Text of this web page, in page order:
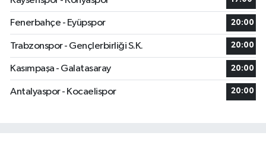
Fenerbahçe - Eyüpspor 20:00
Trabzonspor - Gençlerbirliği S.K. 20:00
Kasımpaşa - Galatasaray 20:00
Antalyaspor - Kocaelispor 20:00